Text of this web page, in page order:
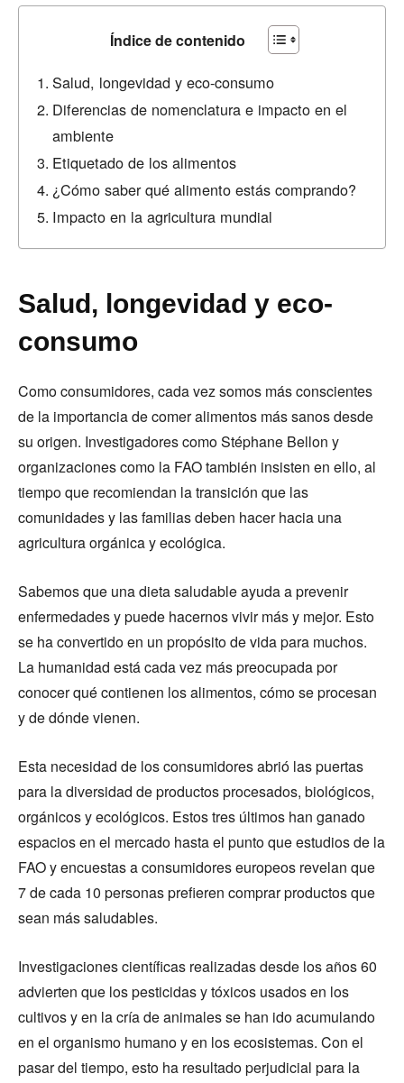
Índice de contenido
Salud, longevidad y eco-consumo
Diferencias de nomenclatura e impacto en el
ambiente
Etiquetado de los alimentos
¿Cómo saber qué alimento estás comprando?
Impacto en la agricultura mundial
Salud, longevidad y eco-
consumo
Como consumidores, cada vez somos más conscientes
de la importancia de comer alimentos más sanos desde
su origen. Investigadores como Stéphane Bellon y
organizaciones como la FAO también insisten en ello, al
tiempo que recomiendan la transición que las
comunidades y las familias deben hacer hacia una
agricultura orgánica y ecológica.
Sabemos que una dieta saludable ayuda a prevenir
enfermedades y puede hacernos vivir más y mejor. Esto
se ha convertido en un propósito de vida para muchos.
La humanidad está cada vez más preocupada por
conocer qué contienen los alimentos, cómo se procesan
y de dónde vienen.
Esta necesidad de los consumidores abrió las puertas
para la diversidad de productos procesados, biológicos,
orgánicos y ecológicos. Estos tres últimos han ganado
espacios en el mercado hasta el punto que estudios de la
FAO y encuestas a consumidores europeos revelan que
7 de cada 10 personas prefieren comprar productos que
sean más saludables.
Investigaciones científicas realizadas desde los años 60
advierten que los pesticidas y tóxicos usados en los
cultivos y en la cría de animales se han ido acumulando
en el organismo humano y en los ecosistemas. Con el
pasar del tiempo, esto ha resultado perjudicial para la